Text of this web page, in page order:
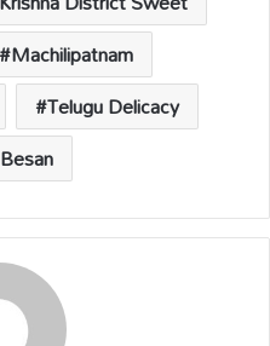
Machilipatnam
Telugu Delicacy